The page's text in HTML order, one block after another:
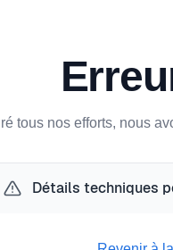
tous nos efforts, nous
Détails techniques